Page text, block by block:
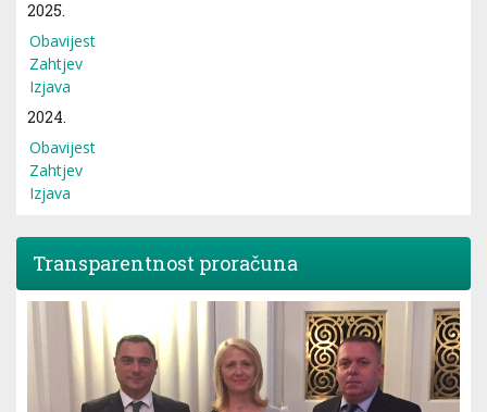
2025.
Obavijest
Zahtjev
Izjava
2024.
Obavijest
Zahtjev
Izjava
Transparentnost proračuna